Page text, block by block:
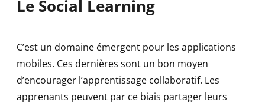
Le Social Learning
C’est un domaine émergent pour les applications
mobiles. Ces dernières sont un bon moyen
d’encourager l’apprentissage collaboratif. Les
apprenants peuvent par ce biais partager leurs